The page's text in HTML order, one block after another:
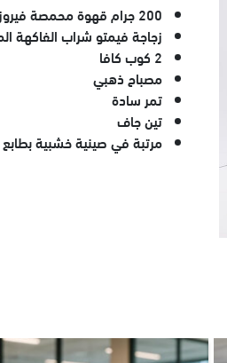
200 جرام قهوة محمصة فيروز العربية
زجاجة فيمتو شراب الفاكهة
2 كوب كافا
مصباح ذهبي
تمر سادة
تين جاف
مرتبة في صينية خشبية